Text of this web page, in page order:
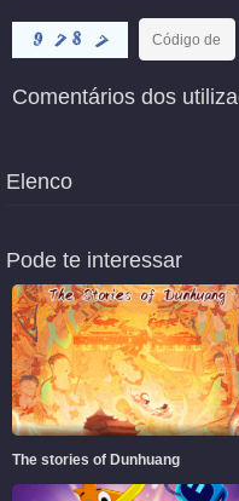
Comentários dos
Elenco
Pode te interessar
The stories of Dunhuang